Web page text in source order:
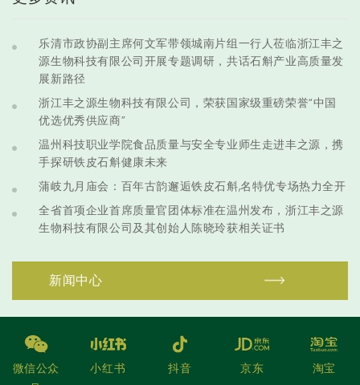
乐清市政协副主席何文军带领城南片组一行人莅临浙江丰之
源生物科技有限公司开展专题调研，共话石斛产业高质量发
展新路径
浙江丰之源生物科技有限公司，荣获国家级重磅荣誉“中国
优选优秀供应商”
温州科技职业学院食品质量与安全专业师生走进丰之源，携
手探研铁皮石斛健康未来
蒲岐九月庙会：百年古韵邂逅铁皮石斛,名特优专场热力全开
全省首项企业首席质量官团体标准在温州发布，浙江丰之源
生物科技有限公司及其创始人陈晓玲获相关证书
新闻中心
微信公众
小红书 抖音 京东 淘宝